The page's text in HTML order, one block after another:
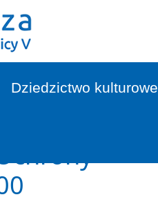
Dziedzictwo kulturowe